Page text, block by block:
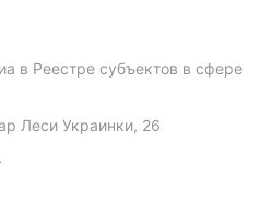
в Реестре субъектов в сфере
Леси Украинки, 26